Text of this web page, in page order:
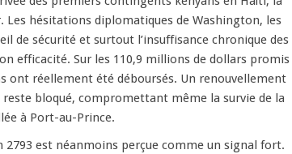
Les hésitations diplomatiques de Washington, les
de sécurité et surtout l’insuffisance chronique des
efficacité. Sur les 110,9 millions de dollars promis
ont réellement été déboursés. Un renouvellement
bloqué, compromettant même la survie de la
à Port-au-Prince.
2793 est néanmoins perçue comme un signal fort.